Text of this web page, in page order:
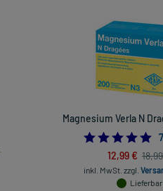
Magnesium Verla N
12,99 €
inkl. MwSt. zzgl.
Lieferbar